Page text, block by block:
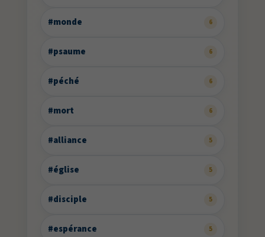
#monde 6
#psaume 6
#péché 6
#mort 6
#alliance 5
#église 5
#disciple 5
#espérance 5